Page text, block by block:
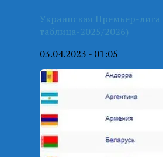
Украинская Премьер-лига
таблица-2025/2026)
03.04.2023 - 01:05